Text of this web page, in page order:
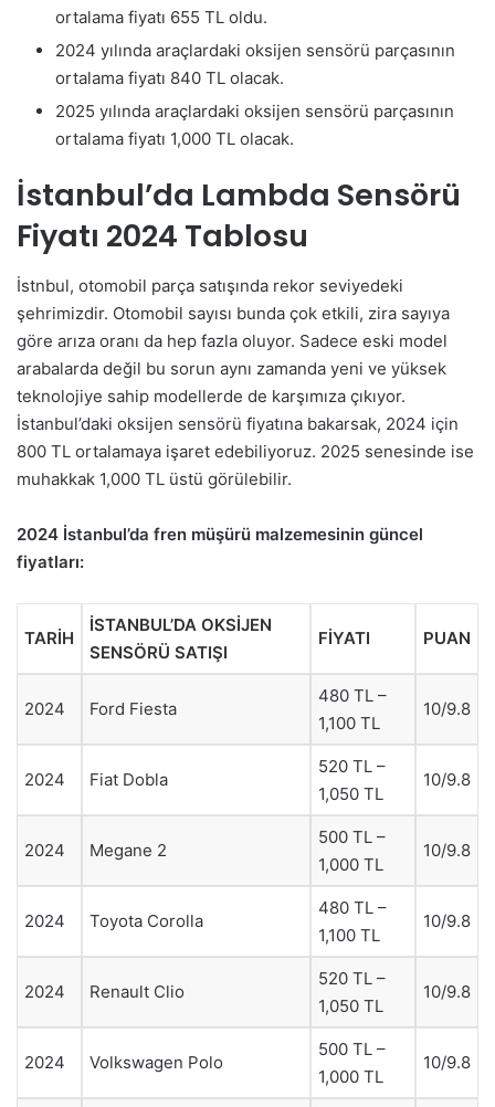
ortalama fiyatı 655 TL oldu.
2024 yılında araçlardaki oksijen sensörü parçasının
ortalama fiyatı 840 TL olacak.
2025 yılında araçlardaki oksijen sensörü parçasının
ortalama fiyatı 1,000 TL olacak.
İstanbul’da Lambda Sensörü
Fiyatı 2024 Tablosu
İstnbul, otomobil parça satışında rekor seviyedeki
şehrimizdir. Otomobil sayısı bunda çok etkili, zira sayıya
göre arıza oranı da hep fazla oluyor. Sadece eski model
arabalarda değil bu sorun aynı zamanda yeni ve yüksek
teknolojiye sahip modellerde de karşımıza çıkıyor.
İstanbul’daki oksijen sensörü fiyatına bakarsak, 2024 için
800 TL ortalamaya işaret edebiliyoruz. 2025 senesinde ise
muhakkak 1,000 TL üstü görülebilir.
2024 İstanbul’da fren müşürü malzemesinin güncel
fiyatları:
TARİH
İSTANBUL’DA OKSİJEN
SENSÖRÜ SATIŞI
FİYATI PUAN
2024 Ford Fiesta
480 TL –
1,100 TL
10/9.8
2024 Fiat Dobla
520 TL –
1,050 TL
10/9.8
2024 Megane 2
500 TL –
1,000 TL
10/9.8
2024 Toyota Corolla
480 TL –
1,100 TL
10/9.8
2024 Renault Clio
520 TL –
1,050 TL
10/9.8
2024 Volkswagen Polo
500 TL –
1,000 TL
10/9.8